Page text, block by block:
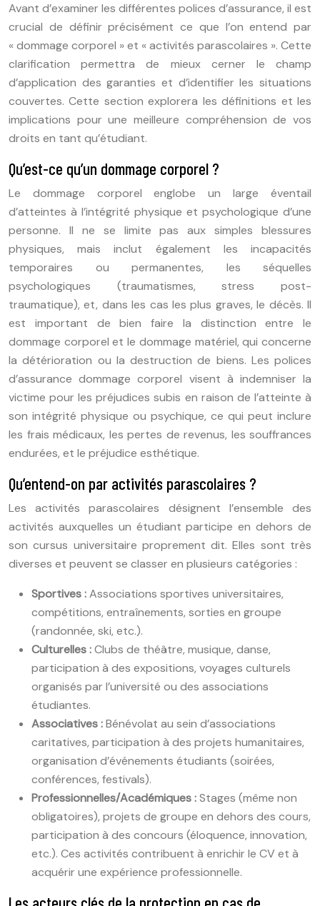
Avant d’examiner les différentes polices d’assurance, il est
crucial de définir précisément ce que l’on entend par
« dommage corporel » et « activités parascolaires ». Cette
clarification permettra de mieux cerner le champ
d’application des garanties et d’identifier les situations
couvertes. Cette section explorera les définitions et les
implications pour une meilleure compréhension de vos
droits en tant qu’étudiant.
Qu’est-ce qu’un dommage corporel ?
Le dommage corporel englobe un large éventail
d’atteintes à l’intégrité physique et psychologique d’une
personne. Il ne se limite pas aux simples blessures
physiques, mais inclut également les incapacités
temporaires ou permanentes, les séquelles
psychologiques (traumatismes, stress post-
traumatique), et, dans les cas les plus graves, le décès. Il
est important de bien faire la distinction entre le
dommage corporel et le dommage matériel, qui concerne
la détérioration ou la destruction de biens. Les polices
d’assurance dommage corporel visent à indemniser la
victime pour les préjudices subis en raison de l’atteinte à
son intégrité physique ou psychique, ce qui peut inclure
les frais médicaux, les pertes de revenus, les souffrances
endurées, et le préjudice esthétique.
Qu’entend-on par activités parascolaires ?
Les activités parascolaires désignent l’ensemble des
activités auxquelles un étudiant participe en dehors de
son cursus universitaire proprement dit. Elles sont très
diverses et peuvent se classer en plusieurs catégories :
Sportives :Associations sportives universitaires,
compétitions, entraînements, sorties en groupe
(randonnée, ski, etc.).
Culturelles :Clubs de théâtre, musique, danse,
participation à des expositions, voyages culturels
organisés par l’université ou des associations
étudiantes.
Associatives :Bénévolat au sein d’associations
caritatives, participation à des projets humanitaires,
organisation d’événements étudiants (soirées,
conférences, festivals).
Professionnelles/Académiques :Stages (même non
obligatoires), projets de groupe en dehors des cours,
participation à des concours (éloquence, innovation,
etc.). Ces activités contribuent à enrichir le CV et à
acquérir une expérience professionnelle.